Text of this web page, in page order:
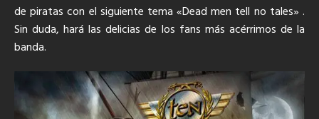
de piratas con el siguiente tema «Dead men tell no tales» .
Sin duda, hará las delicias de los fans más acérrimos de la
banda.